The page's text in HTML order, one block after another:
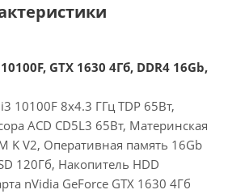
GTX 1630 4Гб, DDR4 16Gb,
10100F 8x4.3 ГГц TDP 65Вт,
ACD CD5L3 65Вт, Материнская
K V2, Оперативная память 16Gb
120Гб, Накопитель HDD
nVidia GeForce GTX 1630 4Гб